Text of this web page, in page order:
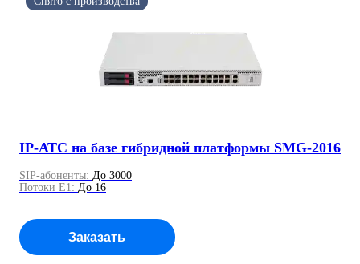
IP-АТС на базе гибридной платформы SMG-2016
SIP-абоненты: До 3000
Потоки E1: До 16
Заказать